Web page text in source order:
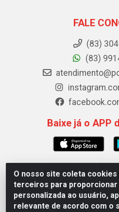
O nosso site coleta
terceiros para proporcionar
personalizada ao usuário,
relevante de acordo com o
FALE
(83)
(83)
Baixe já o APP
Polybalas - Rua João Miguel
Ernesto Geisel, João Pessoa/
00.909.327/